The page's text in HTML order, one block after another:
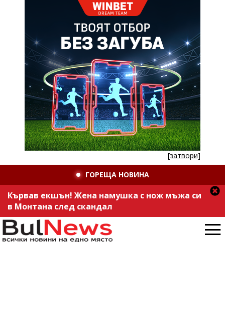
[затвори]
ГОРЕЩА НОВИНА
Кървав екшън! Жена намушка с нож мъжа си
в Монтана след скандал